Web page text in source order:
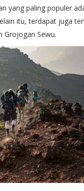
yang paling populer
itu, terdapat juga
Grojogan Sewu.